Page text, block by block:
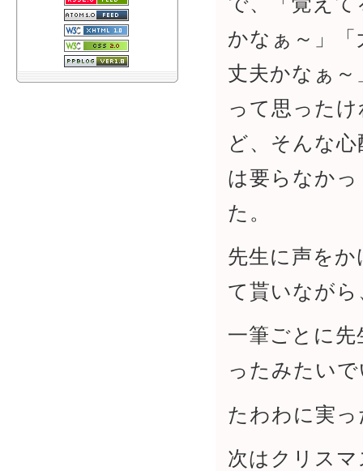
かなぁ～」「
丈夫かなぁ～
って思ったけ
ど、そんな心
は要らなかっ
た。
先生に声をか
て貰いなが
一筆ごとに
ったみたい
たわわに実
次はクリス